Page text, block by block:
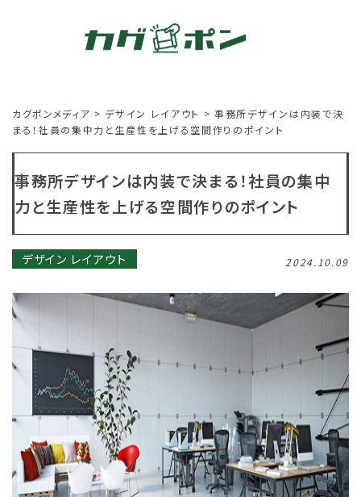
カグポンメディア > デザイン レイアウト >事務所デザインは内装で決
まる！社員の集中力と生産性を上げる空間作りのポイント
事務所デザインは内装で決まる！社員の集中
力と生産性を上げる空間作りのポイント
デザイン レイアウト 2024.10.09